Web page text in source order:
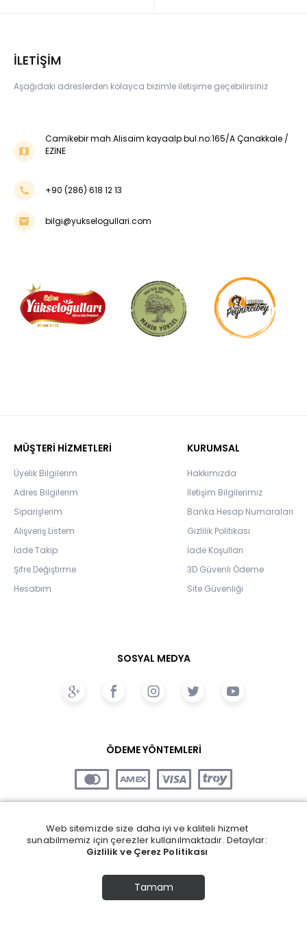
İLETİŞİM
Aşağıdaki adreslerden kolayca bizimle iletişime geçebilirsiniz
Camikebir mah.Alisaim kayaalp bul.no:165/A Çanakkale /
EZİNE
+90 (286) 618 12 13
bilgi@yukselogullari.com
MÜŞTERİ HİZMETLERİ
Üyelik Bilgilerim
Adres Bilgilerim
Siparişlerim
Alışveriş Listem
İade Takip
Şifre Değiştirme
Hesabım
KURUMSAL
Hakkımızda
İletişim Bilgilerimiz
Banka Hesap Numaraları
Gizlilik Politikası
İade Koşulları
3D Güvenli Ödeme
Site Güvenliği
SOSYAL MEDYA
ÖDEME YÖNTEMLERİ
Web sitemizde size daha iyi ve kaliteli hizmet
sunabilmemiz için çerezler kullanılmaktadır. Detaylar:
Gizlilik ve Çerez Politikası
Tamam